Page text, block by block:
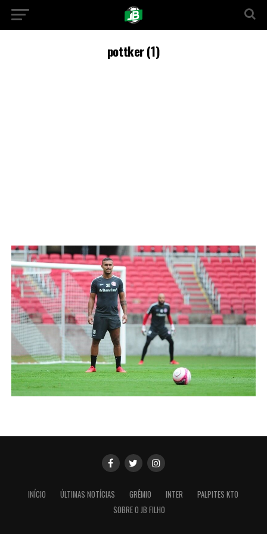
pottker (1)
INÍCIO ÚLTIMAS NOTÍCIAS GRÊMIO INTER
PALPITES KTO
SOBRE O JB FILHO